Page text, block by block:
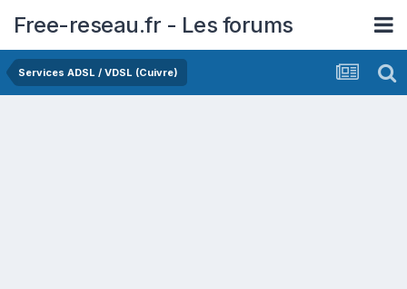
Free-reseau.fr - Les forums
Services ADSL / VDSL (Cuivre)